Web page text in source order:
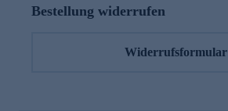
Bestellung widerrufen
Widerrufsformular